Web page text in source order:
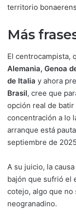
territorio
Más
El centrocampista,
Alemania, Genoa
de Italia y ahora
Brasil, cree que
opción real de batir
concentración a lo
arranque está
septiembre de
A su juicio, la
bajón que sufrió el
cotejo, algo que
neogranadino.